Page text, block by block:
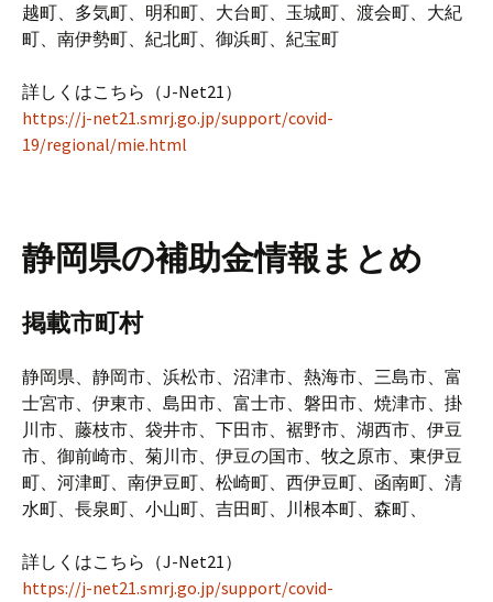
越町、多気町、明和町、大台町、玉城町、渡会町、大紀
町、南伊勢町、紀北町、御浜町、紀宝町
詳しくはこちら（J-Net21）
https://j-net21.smrj.go.jp/support/covid-
19/regional/mie.html
静岡県の補助金情報まとめ
掲載市町村
静岡県、静岡市、浜松市、沼津市、熱海市、三島市、富
士宮市、伊東市、島田市、富士市、磐田市、焼津市、掛
川市、藤枝市、袋井市、下田市、裾野市、湖西市、伊豆
市、御前崎市、菊川市、伊豆の国市、牧之原市、東伊豆
町、河津町、南伊豆町、松崎町、西伊豆町、函南町、清
水町、長泉町、小山町、吉田町、川根本町、森町、
詳しくはこちら（J-Net21）
https://j-net21.smrj.go.jp/support/covid-